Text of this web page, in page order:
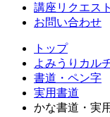
講座リクエスト
お問い合わせ
トップ
よみうりカル
書道・ペン字
実用書道
かな書道・実